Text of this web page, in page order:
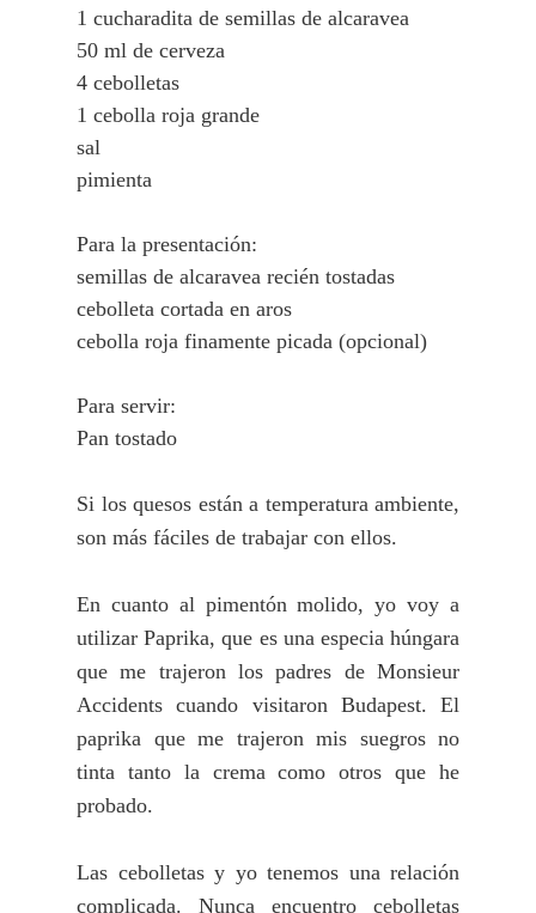
1 cucharadita de semillas de alcaravea
50 ml de cerveza
4 cebolletas
1 cebolla roja grande
sal
pimienta
Para la presentación:
semillas de alcaravea recién tostadas
cebolleta cortada en aros
cebolla roja finamente picada (opcional)
Para servir:
Pan tostado
Si los quesos están a temperatura ambiente,
son más fáciles de trabajar con ellos.
En cuanto al pimentón molido, yo voy a
utilizar Paprika, que es una especia húngara
que me trajeron los padres de Monsieur
Accidents cuando visitaron Budapest. El
paprika que me trajeron mis suegros no
tinta tanto la crema como otros que he
probado.
Las cebolletas y yo tenemos una relación
complicada. Nunca encuentro cebolletas